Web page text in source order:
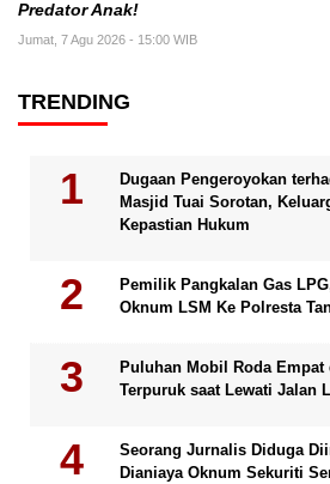
Predator Anak!
Jumat, 7 Agu 2026 - 15:00 WIB
TRENDING
Dugaan Pengeroyokan
Masjid Tuai Sorotan,
Kepastian Hukum
Pemilik Pangkalan Gas
Oknum LSM Ke Polresta
Puluhan Mobil Roda Empat
Terpuruk saat Lewati Jalan
Seorang Jurnalis Diduga
Dianiaya Oknum Sekuriti